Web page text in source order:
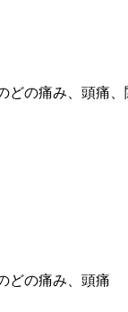
どの痛み、頭痛、
どの痛み、頭痛